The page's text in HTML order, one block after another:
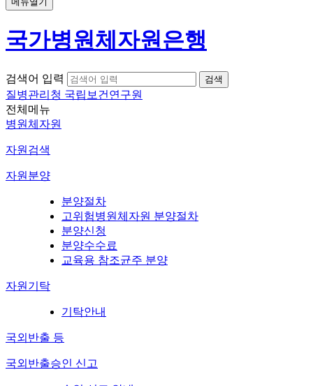
국가병원체자원은행
검색어 입력
질병관리청 국립보건연구원
전체메뉴
병원체자원
자원검색
자원분양
분양절차
고위험병원체자원 분양절차
분양신청
분양수수료
교육용 참조균주 분양
자원기탁
기탁안내
국외반출 등
국외반출승인 신고